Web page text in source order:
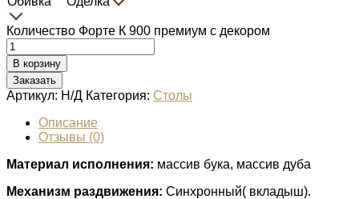
Количество Форте К 900 премиум с декором
В корзину
Заказать
Артикул: Н/Д Категория: Столы
Описание
Отзывы (0)
Материал исполнения: массив бука, массив дуба
Механизм раздвижения: Синхронный( вкладыш).